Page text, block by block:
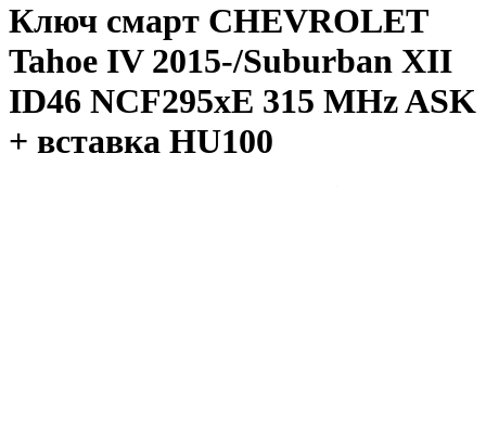
Ключ смарт CHEVROLET
Tahoe IV 2015-/Suburban XII
ID46 NCF295xE 315 MHz ASK
+ вставка HU100